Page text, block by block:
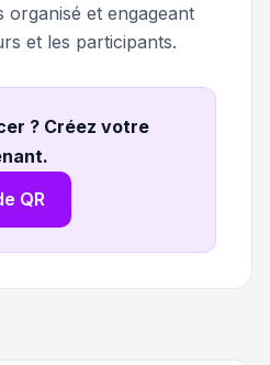
organisé et engageant
et les participants.
? Créez votre
.
QR